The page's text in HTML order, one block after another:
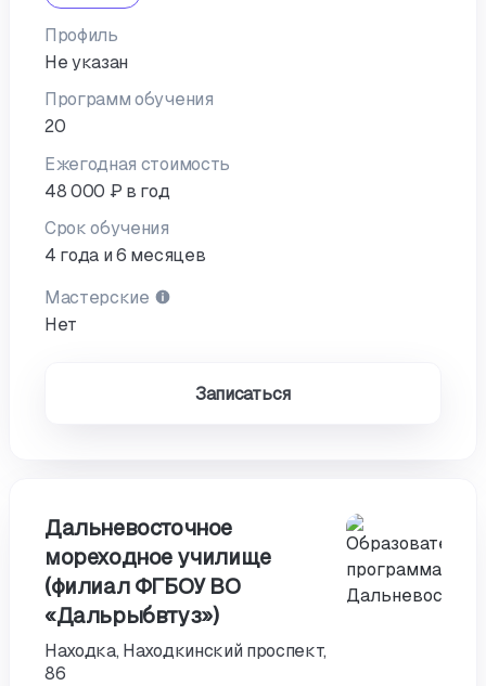
Профиль
Не указан
Программ обучения
20
Ежегодная стоимость
48 000 ₽ в год
Срок обучения
4 года и 6 месяцев
Мастерские
Нет
Записаться
Дальневосточное
мореходное училище
(филиал ФГБОУ ВО
«Дальрыбвтуз»)
Находка, Находкинский проспект,
86